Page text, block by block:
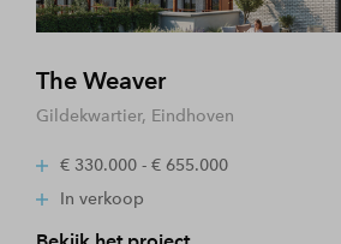
The Weaver
Gildekwartier, Eindhoven
€ 330.000 - € 655.000
In verkoop